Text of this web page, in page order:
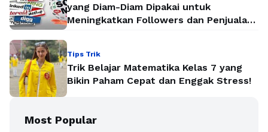
yang Diam-Diam Dipakai untuk
Meningkatkan Followers dan Penjualan
Tips Trik
Trik Belajar Matematika Kelas 7 yang
Bikin Paham Cepat dan Enggak Stress!
Most Popular